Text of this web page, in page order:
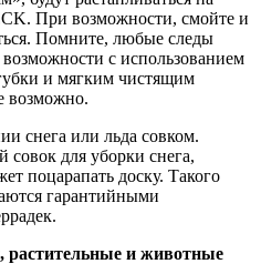
При возможности, смойте и
Помните, любые следы
с использованием
и мягким чистящим
возможно.
снега или льда совком.
совок для уборки снега,
поцарапать доску. Такого
гарантийными
растительные и животные